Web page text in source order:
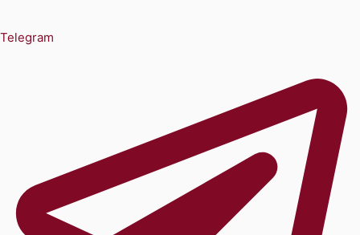
Telegram